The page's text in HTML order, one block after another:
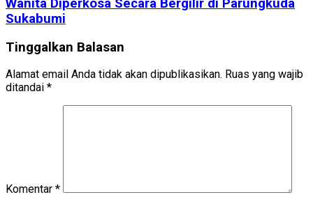
Wanita Diperkosa Secara Bergilir di Parungkuda
Sukabumi
Tinggalkan Balasan
Alamat email Anda tidak akan dipublikasikan. Ruas yang wajib
ditandai *
Komentar *